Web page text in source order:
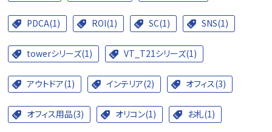
PDCA(1) ROI(1) SC(1) SNS(1)
towerシリーズ(1) VT_T21シリーズ(1)
アウトドア(1) インテリア(2) オフィス(3)
オフィス用品(3) オリコン(1) お札(1)